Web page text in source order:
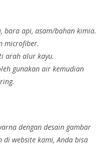
bara api, asam/bahan kimia.
microfiber.
arah alur kayu.
gunakan air kemudian
dengan desain gambar
website kami, Anda bisa